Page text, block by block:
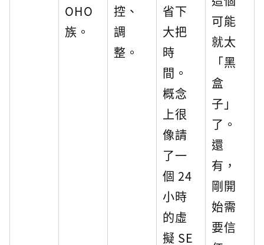
OHO
族。
控、
調
整。
省下
大把
時
間。
概念
上很
像請
了一
個 24
小時
的虛
擬 SE
可能
就太
「黑
盒
子」
了。
還
有，
剛開
始需
要信